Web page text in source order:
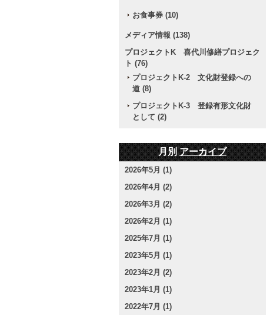
お食事券 (10)
メディア情報 (138)
プロジェクトK 喜代川修繕プロジェク
ト (76)
プロジェクトK-2 文化財登録への
道 (8)
プロジェクトK-3 登録有形文化財
として (2)
月別アーカイブ
2026年5月 (1)
2026年4月 (2)
2026年3月 (2)
2026年2月 (1)
2025年7月 (1)
2023年5月 (1)
2023年2月 (2)
2023年1月 (1)
2022年7月 (1)